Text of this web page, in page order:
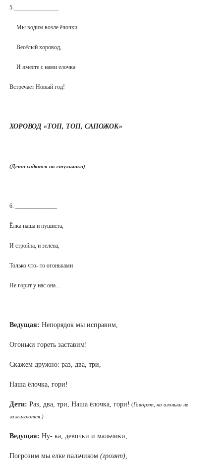
5._______________
Мы водим возле ёлочки
Весёлый хоровод,
И вместе с нами елочка
Встречает Новый год!
ХОРОВОД «ТОП, ТОП, САПОЖОК»
(Дети садятся на стульчики)
6. ______________
Ёлка наша и пушиста,
И стройна, и зелена,
Только что- то огоньками
Не горит у нас она…
Ведущая: Непорядок мы исправим,
Огоньки гореть заставим!
Скажем дружно: раз, два, три,
Наша ёлочка, гори!
Дети: Раз, два, три, Наша ёлочка, гори! (Говорят, но огоньки не
зажигаются.)
Ведущая: Ну- ка, девочки и мальчики,
Погрозим мы елке пальчиком(грозят),